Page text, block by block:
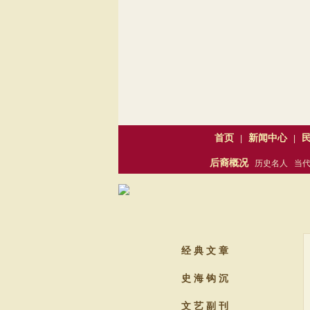
首页 新闻中心|
后裔概况 历史名人 当
古
经 典 文 章
史 海 钩 沉
文 艺 副 刊